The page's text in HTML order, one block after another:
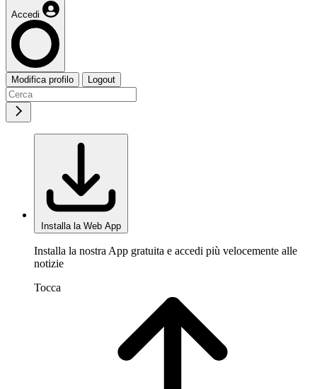
Accedi
Modifica profilo Logout
Installa la Web App
Installa la nostra App gratuita e accedi più velocemente alle
notizie
Tocca